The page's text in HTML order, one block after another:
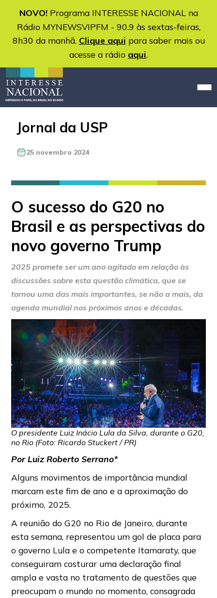
NOVO!Programa INTERESSE NACIONAL na
Rádio MYNEWSVIPFM - 90.9 às sextas-feiras,
8h30 da manhã. Clique aqui para saber mais ou
acesse a rádio aqui.
Jornal da USP
25 novembro 2024
O sucesso do G20 no
Brasil e as perspectivas do
novo governo Trump
2025 promete ser um ano agitado em relação às
discussões sobre esta questão climática, que se
tornou uma das mais importantes, se não a mais, da
agenda mundial nos próximos anos e décadas.
O presidente Luiz Inácio Lula da Silva, durante o G20,
no Rio (Foto: Ricardo Stuckert / PR)
Por Luiz Roberto Serrano*
Alguns movimentos de importância mundial
marcam este fim de ano e a aproximação do
próximo, 2025.
A reunião do G20 no Rio de Janeiro, durante
esta semana, representou um gol de placa para
o governo Lula e o competente Itamaraty, que
conseguiram costurar uma declaração final
ampla e vasta no tratamento de questões que
preocupam o mundo no momento, consagrada